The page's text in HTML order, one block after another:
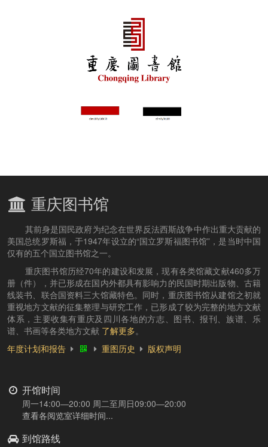
重庆图书馆
其前身是国民政府为纪念在世界反法西斯战争中作出重大贡献的
美国总统罗斯福，于1947年设立的“国立罗斯福图书馆”，是当时中国
仅有的五个国立图书馆之一。
重庆图书馆历经70年的建设和发展，现有各类馆藏文献460多万
册（件），并已形成在国内外都具有影响力的民国时期出版物、古籍
线装书、联合国资料三大馆藏特色。同时，重庆图书馆从建馆之初就
重视地方文献的征集整理与研究工作，已形成了较为完整的地方文献
体系，主要收集有重庆及四川各地的方志、图书、报刊、族谱、乐
谱、书画等各类地方文献 了解更多。
年度计划和报告
重图历史 版权声明
开馆时间
周一14:00—20:00 周二至周日09:00—20:00
查看各阅览室详细时间...
到馆路线